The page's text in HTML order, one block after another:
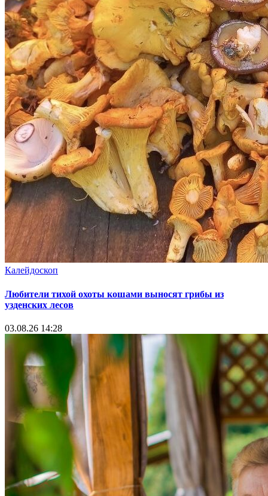
Калейдоскоп
Любители тихой охоты кошами выносят грибы из
узденских лесов
03.08.26 14:28